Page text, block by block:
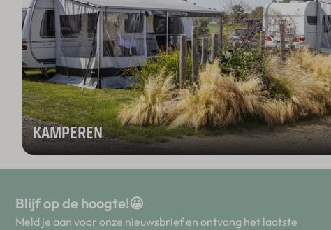
KAMPEREN
Blijf op de hoogte!😀
Meld je aan voor onze nieuwsbrief en ontvang het laatste